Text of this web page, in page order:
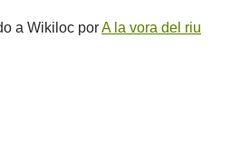
a Wikiloc porA la vora del riu